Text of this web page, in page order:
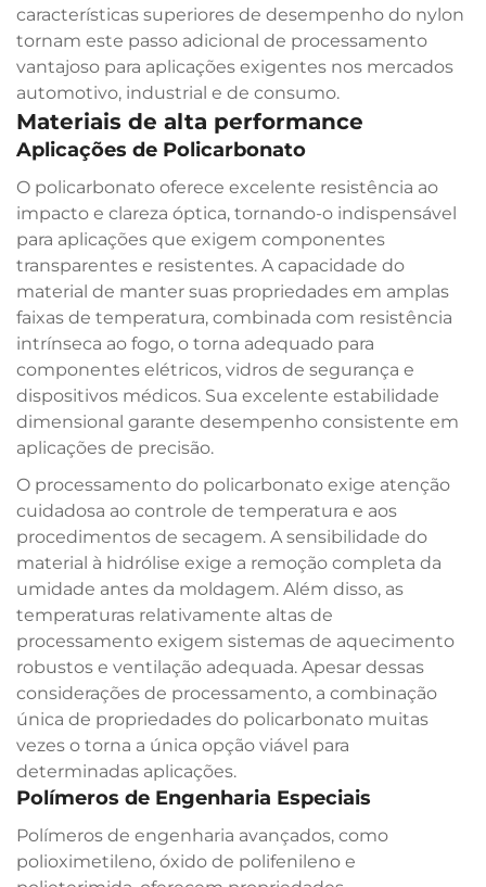
características superiores de desempenho do nylon
tornam este passo adicional de processamento
vantajoso para aplicações exigentes nos mercados
automotivo, industrial e de consumo.
Materiais de alta performance
Aplicações de Policarbonato
O policarbonato oferece excelente resistência ao
impacto e clareza óptica, tornando-o indispensável
para aplicações que exigem componentes
transparentes e resistentes. A capacidade do
material de manter suas propriedades em amplas
faixas de temperatura, combinada com resistência
intrínseca ao fogo, o torna adequado para
componentes elétricos, vidros de segurança e
dispositivos médicos. Sua excelente estabilidade
dimensional garante desempenho consistente em
aplicações de precisão.
O processamento do policarbonato exige atenção
cuidadosa ao controle de temperatura e aos
procedimentos de secagem. A sensibilidade do
material à hidrólise exige a remoção completa da
umidade antes da moldagem. Além disso, as
temperaturas relativamente altas de
processamento exigem sistemas de aquecimento
robustos e ventilação adequada. Apesar dessas
considerações de processamento, a combinação
única de propriedades do policarbonato muitas
vezes o torna a única opção viável para
determinadas aplicações.
Polímeros de Engenharia Especiais
Polímeros de engenharia avançados, como
polioximetileno, óxido de polifenileno e